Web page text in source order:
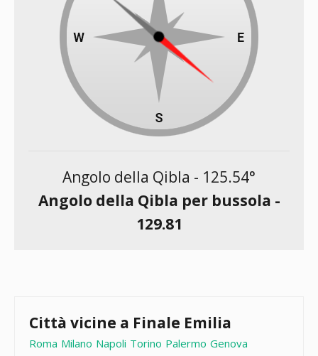
Angolo della Qibla - 125.54°
Angolo della Qibla per bussola -
129.81
Città vicine a Finale Emilia
Roma Milano Napoli Torino Palermo Genova